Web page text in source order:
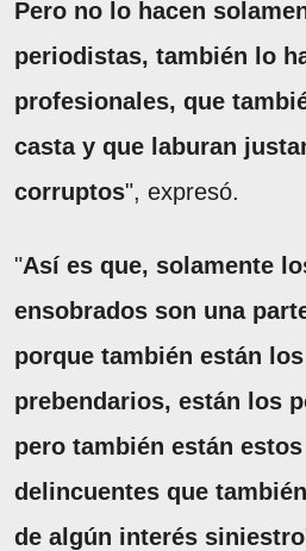
Pero no lo hacen
periodistas, también lo
profesionales, que
casta y que laburan
corruptos", expresó.
"Así es que, solamente
ensobrados son una
porque también están
prebendarios, están los
pero también están
delincuentes que
de algún interés siniestro